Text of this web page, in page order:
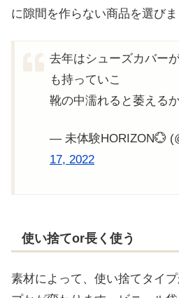
に隙間を作らない商品を選びま
去年はシューズカバー
も持っていこ
靴の中濡れると萎える
— 未体験HORIZON💮
17, 2022
使い捨てor長く使う
素材によって、使い捨てタイ